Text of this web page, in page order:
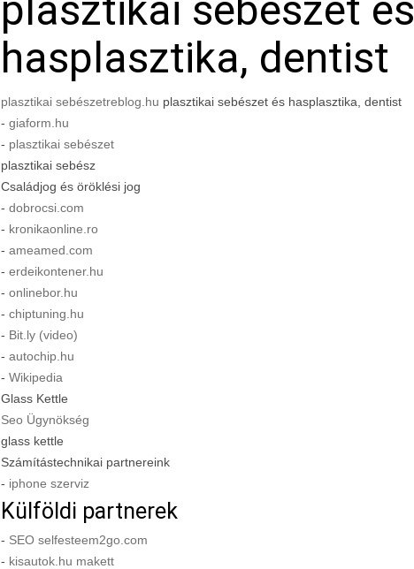
hasplasztika, dentist
plasztikai sebészetreblog.hu plasztikai sebészet és hasplasztika, dentist
- giaform.hu
- plasztikai sebészet
plasztikai sebész
Családjog és öröklési jog
- dobrocsi.com
- kronikaonline.ro
- ameamed.com
- erdeikontener.hu
- onlinebor.hu
- chiptuning.hu
- Bit.ly (video)
- autochip.hu
- Wikipedia
Glass Kettle
Seo Ügynökség
glass kettle
Számítástechnikai partnereink
- iphone szerviz
Külföldi partnerek
- SEO selfesteem2go.com
- kisautok.hu makett